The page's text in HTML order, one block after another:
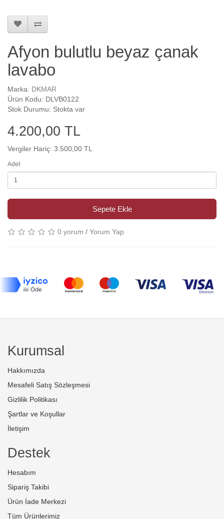
Afyon bulutlu beyaz çanak
lavabo
Marka: DKMAR
Ürün Kodu: DLVB0122
Stok Durumu: Stokta var
4.200,00 TL
Vergiler Hariç: 3.500,00 TL
Adet
Sepete Ekle
0 yorum / Yorum Yap
Kurumsal
Hakkımızda
Mesafeli Satış Sözleşmesi
Gizlilik Politikası
Şartlar ve Koşullar
İletişim
Destek
Hesabım
Sipariş Takibi
Ürün İade Merkezi
Tüm Ürünlerimiz